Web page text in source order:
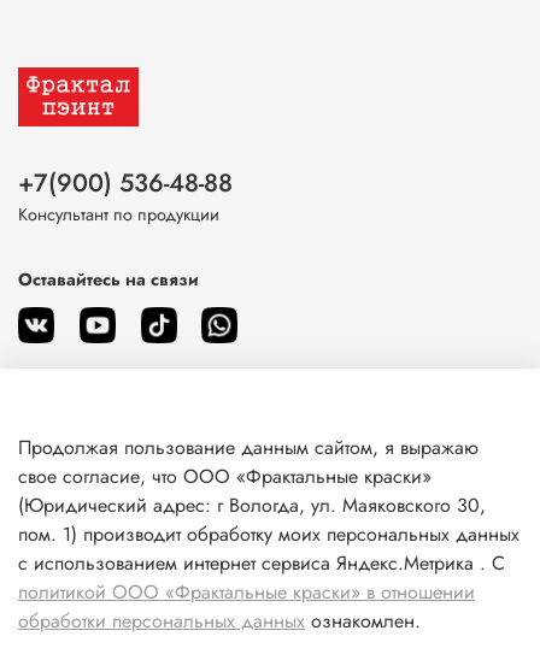
О магазине
Клиентам
Информация
+7(900) 536-48-88
Консультант по продукции
Оставайтесь на связи
Продолжая пользование данным сайтом, я выражаю
свое согласие, что ООО «Фрактальные краски»
(Юридический адрес: г Вологда, ул. Маяковского 30,
пом. 1) производит обработку моих персональных данных
с использованием интернет сервиса Яндекс.Метрика . С
политикой ООО «Фрактальные краски» в отношении
обработки персональных данных ознакомлен.